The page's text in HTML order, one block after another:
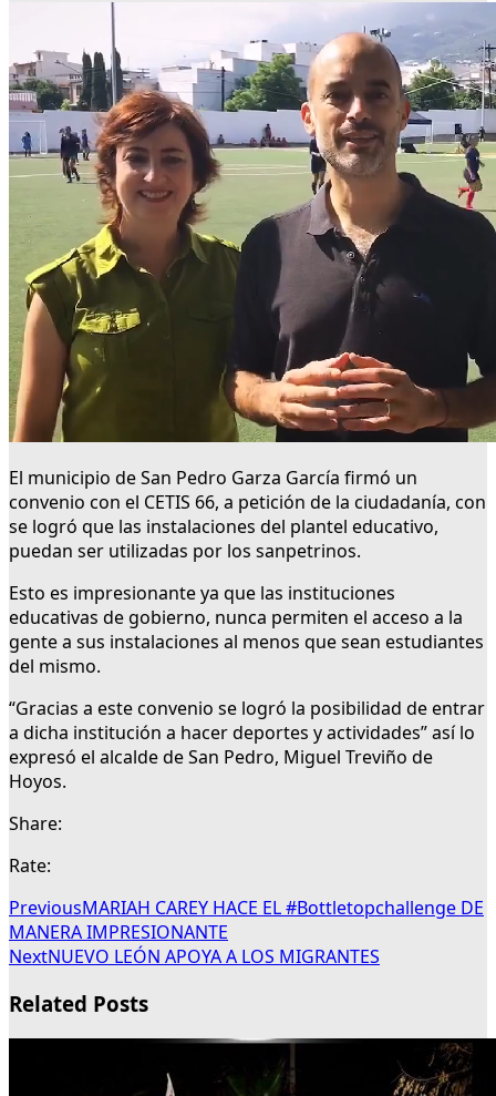
El municipio de San Pedro Garza García firmó un
convenio con el CETIS 66, a petición de la ciudadanía, con
se logró que las instalaciones del plantel educativo,
puedan ser utilizadas por los sanpetrinos.
Esto es impresionante ya que las instituciones
educativas de gobierno, nunca permiten el acceso a la
gente a sus instalaciones al menos que sean estudiantes
del mismo.
“Gracias a este convenio se logró la posibilidad de entrar
a dicha institución a hacer deportes y actividades” así lo
expresó el alcalde de San Pedro, Miguel Treviño de
Hoyos.
Share:
Rate:
PreviousMARIAH CAREY HACE EL #Bottletopchallenge DE
MANERA IMPRESIONANTE
NextNUEVO LEÓN APOYA A LOS MIGRANTES
Related Posts